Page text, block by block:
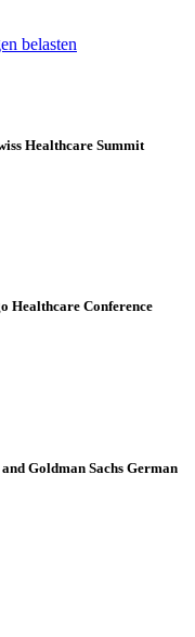
belasten
Healthcare Summit
Healthcare Conference
Goldman Sachs German